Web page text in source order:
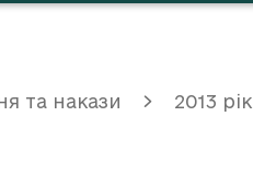
та накази 2013 рік